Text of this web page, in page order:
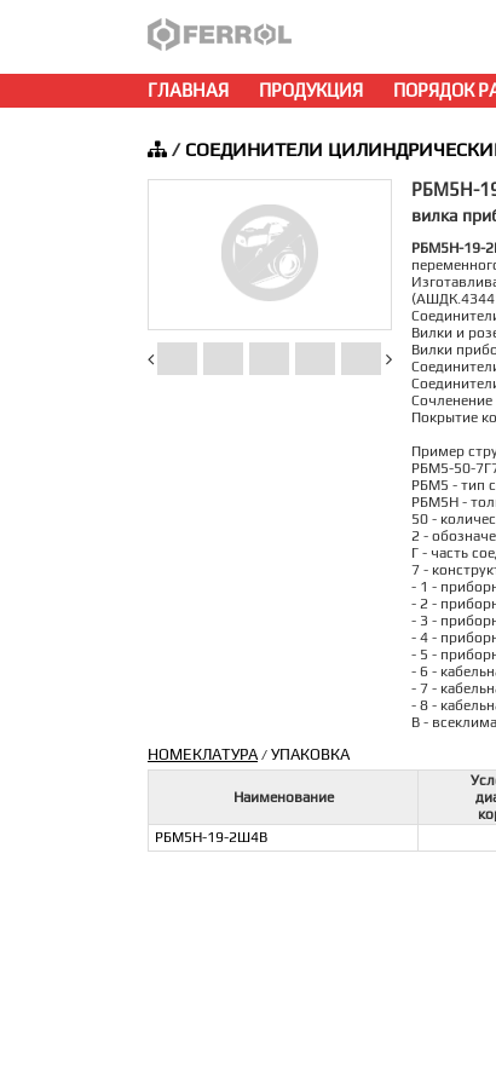
ГЛАВНАЯ ПРОДУКЦИЯ ПОРЯДОК
/ СОЕДИНИТЕЛИ
РБМ5Н-
вилка
РБМ5Н-19-
Вилки и
Вилки
Покрытие
Пример
РБМ5-50-
РБМ5 - тип
РБМ5Н -
50 -
2 -
Г - часть
7 -
- 1 -
- 2 -
- 3 -
- 4 -
- 5 -
- 6 -
- 7 -
- 8 -
В -
НОМЕКЛАТУРА/ УПАКОВКА
Наименование
РБМ5Н-19-2Ш4В